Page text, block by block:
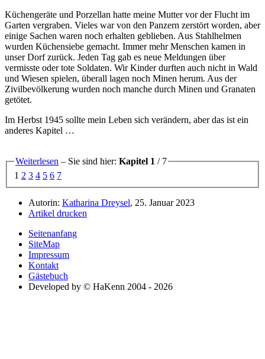
Küchengeräte und Porzellan hatte meine Mutter vor der Flucht im
Garten vergraben. Vieles war von den Panzern zerstört worden, aber
einige Sachen waren noch erhalten geblieben. Aus Stahlhelmen
wurden Küchensiebe gemacht. Immer mehr Menschen kamen in
unser Dorf zurück. Jeden Tag gab es neue Meldungen über
vermisste oder tote Soldaten. Wir Kinder durften auch nicht in Wald
und Wiesen spielen, überall lagen noch Minen herum. Aus der
Zivilbevölkerung wurden noch manche durch Minen und Granaten
getötet.
Im Herbst 1945 sollte mein Leben sich verändern, aber das ist ein
anderes Kapitel …
Weiterlesen – Sie sind hier: Kapitel 1 / 7
1 2 3 4 5 6 7
Autorin: Katharina Dreysel, 25. Januar 2023
Artikel drucken
Seitenanfang
SiteMap
Impressum
Kontakt
Gästebuch
Developed by © HaKenn 2004 - 2026